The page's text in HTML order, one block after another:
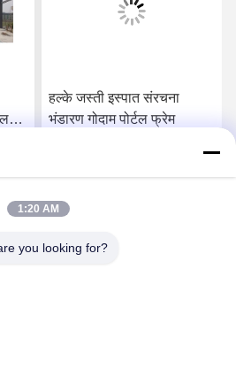
हल्के जस्ती इस्पात संरचना
भंडारण गोदाम पोर्टल फ्रेम
सबसे अच्छी कीमत पाएं
1:20 AM
you looking for?